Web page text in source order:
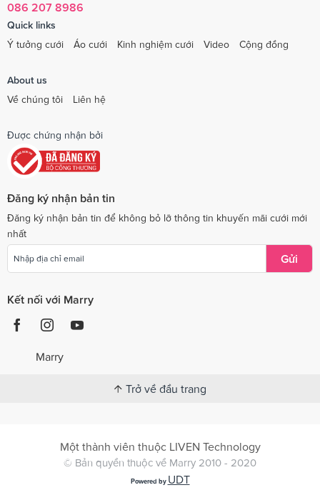
086 207 8986
Quick links
Ý tưởng cưới
Áo cưới Kinh nghiệm cưới Video Cộng đồng
About us
Về chúng tôi
Liên hệ
Được chứng nhận bởi
Đăng ký nhận bản tin
Đăng ký nhận bản tin để không bỏ lỡ thông tin khuyến mãi cưới mới
nhất
Gửi
Kết nối với Marry
Marry
Trở về đầu trang
Một thành viên thuộc LIVEN Technology
© Bản quyền thuộc về Marry 2010 - 2020
Powered by UDT